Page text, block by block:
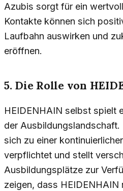
Azubis sorgt für ein
Kontakte können sich
Laufbahn auswirken und
eröffnen.
5. Die Rolle von
HEIDENHAIN selbst spielt
der
sich zu einer
verpflichtet und stellt
Ausbildungsplätze zur
zeigen, dass HEIDENHAIN